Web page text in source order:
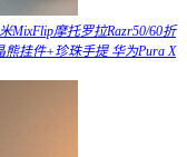
MixFlip摩托罗拉Razr50/60折
挂件+珍珠手提 华为Pura X